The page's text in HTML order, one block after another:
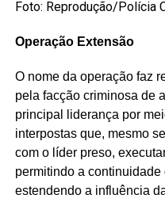
Foto: Reprodução/Polícia
Operação Extensão
O nome da operação faz
pela facção criminosa de
principal liderança por
interpostas que, mesmo
com o líder preso,
permitindo a
estendendo a influência